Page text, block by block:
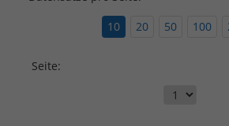
speichern/drucken
10
20 50 100
Seite: